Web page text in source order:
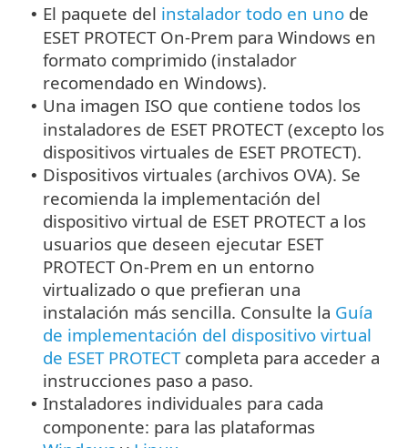
• El paquete del instalador todo en uno de
ESET PROTECT On-Prem para Windows en
formato comprimido (instalador
recomendado en Windows).
• Una imagen ISO que contiene todos los
instaladores de ESET PROTECT (excepto los
dispositivos virtuales de ESET PROTECT).
• Dispositivos virtuales (archivos OVA). Se
recomienda la implementación del
dispositivo virtual de ESET PROTECT a los
usuarios que deseen ejecutar ESET
PROTECT On-Prem en un entorno
virtualizado o que prefieran una
instalación más sencilla. Consulte la Guía
de implementación del dispositivo virtual
de ESET PROTECTcompleta para acceder a
instrucciones paso a paso.
• Instaladores individuales para cada
componente: para las plataformas